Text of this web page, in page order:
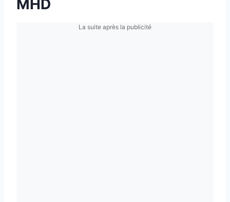
MHD
La suite après la publicité